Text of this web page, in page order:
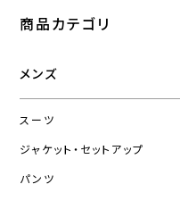
商品カテゴリ
メンズ
スーツ
ジャケット・セットアップ
パンツ